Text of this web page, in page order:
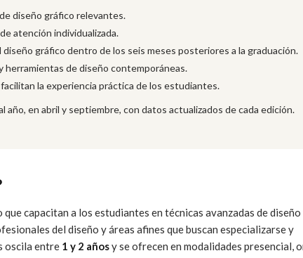
diseño gráfico relevantes.
atención individualizada.
gráfico dentro de los seis meses posteriores a la graduación.
de diseño contemporáneas.
la experiencia práctica de los estudiantes.
año, en abril y septiembre, con datos actualizados de cada edición.
capacitan a los estudiantes en técnicas avanzadas de diseño
del diseño y áreas afines que buscan especializarse y
oscila entre 1 y 2 añosy se ofrecen en modalidades presencial,